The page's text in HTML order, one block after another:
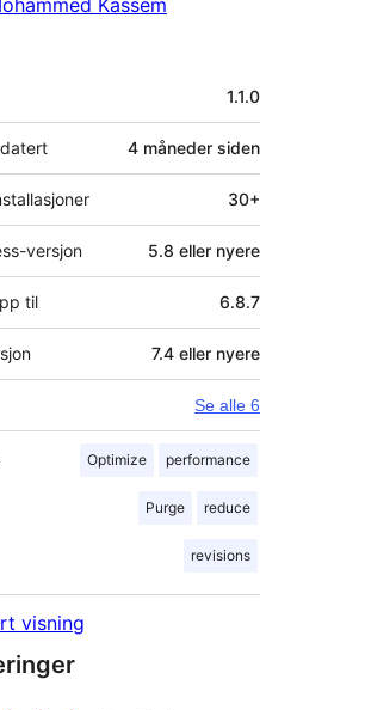
Kassem
1.1.0
4 måneder siden
30+
versjon 5.8 eller nyere
til 6.8.7
7.4 eller nyere
Se alle 6
Optimize performance
Purge reduce
revisions
visning